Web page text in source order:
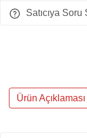
Satıcıya Soru
Ürün Açıklaması